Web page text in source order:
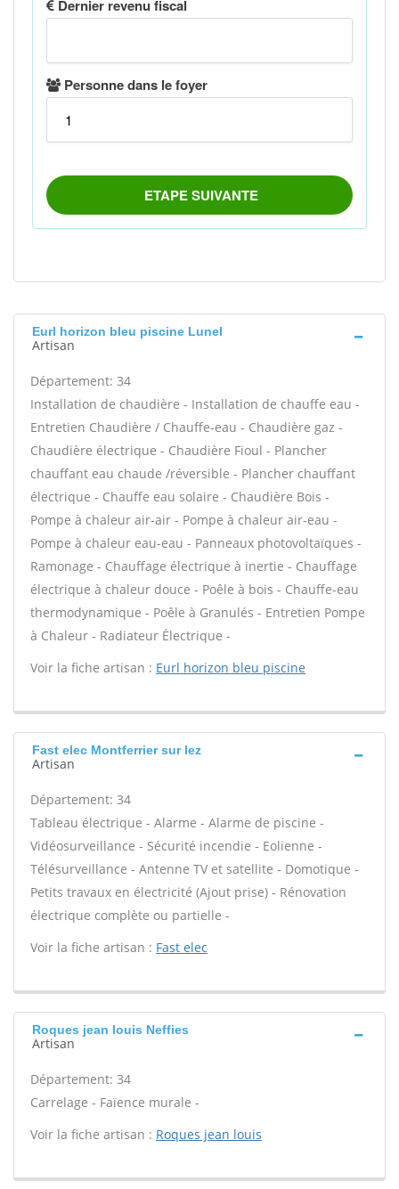
Eurl horizon bleu piscine Lunel
Artisan
Département: 34
Installation de chaudière - Installation de chauffe eau -
Entretien Chaudière / Chauffe-eau - Chaudière gaz -
Chaudière électrique - Chaudière Fioul - Plancher
chauffant eau chaude /réversible - Plancher chauffant
électrique - Chauffe eau solaire - Chaudière Bois -
Pompe à chaleur air-air - Pompe à chaleur air-eau -
Pompe à chaleur eau-eau - Panneaux photovoltaïques -
Ramonage - Chauffage électrique à inertie - Chauffage
électrique à chaleur douce - Poêle à bois - Chauffe-eau
thermodynamique - Poêle à Granulés - Entretien Pompe
à Chaleur - Radiateur Électrique -
Voir la fiche artisan : Eurl horizon bleu piscine
Fast elec Montferrier sur lez
Artisan
Département: 34
Tableau électrique - Alarme - Alarme de piscine -
Vidéosurveillance - Sécurité incendie - Eolienne -
Télésurveillance - Antenne TV et satellite - Domotique -
Petits travaux en électricité (Ajout prise) - Rénovation
électrique complète ou partielle -
Voir la fiche artisan : Fast elec
Roques jean louis Neffies
Artisan
Département: 34
Carrelage - Faïence murale -
Voir la fiche artisan : Roques jean louis